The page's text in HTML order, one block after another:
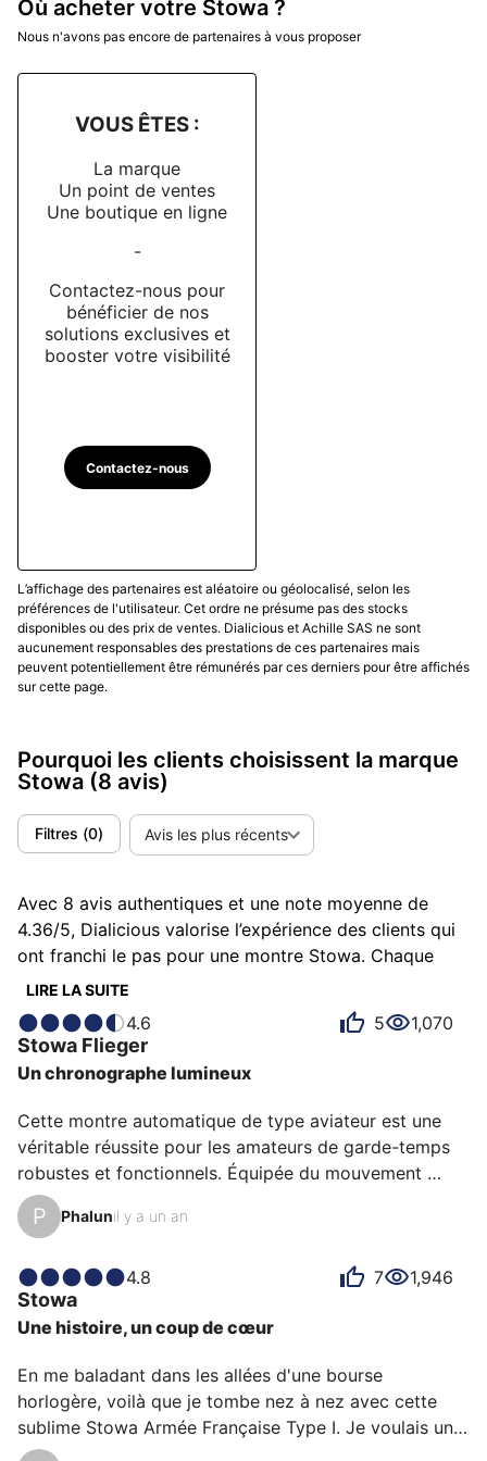
par an tous modèles confondus. Pour choisir le
modèle Stowa qui vous correspond le mieux, les
clients Dialicious sont une précieuse ressource pour
évaluer les différents modèles à travers l'expérience
réelle des clients
Où acheter votre Stowa ?
Nous n'avons pas encore de partenaires à vous proposer
VOUS ÊTES :
La marque
Un point de ventes
Une boutique en ligne
-
Contactez-nous pour
bénéficier de nos
solutions exclusives et
booster votre visibilité
Contactez-nous
L’affichage des partenaires est aléatoire ou géolocalisé, selon les
préférences de l'utilisateur. Cet ordre ne présume pas des stocks
disponibles ou des prix de ventes. Dialicious et Achille SAS ne sont
aucunement responsables des prestations de ces partenaires mais
peuvent potentiellement être rémunérés par ces derniers pour être affichés
sur cette page.
Pourquoi les clients choisissent la marque
Stowa (8 avis)
Filtres (0) Avis les plus récents
Avec 8 avis authentiques et une note moyenne de
4.36/5, Dialicious valorise l’expérience des clients qui
ont franchi le pas pour une montre Stowa. Chaque
avis est une source d’inspiration pour comprendre ce
qui rend Stowa unique aux yeux de ses possesseurs.
Certains la décrivent comme historique, d'autres
comme baroudeuse ou légère et chacun a des raisons
personnelles d’aimer sa Stowa pour son rapport
qualité-prix, son confort ou encore son design.
LIRE LA SUITE
4.6 5 1,070
Stowa Flieger
Un chronographe lumineux
Cette montre automatique de type aviateur est une
véritable réussite pour les amateurs de garde-temps
robustes et fonctionnels. Équipée du mouvement
suisse Valjoux 7753, une variante bien connue du
légendaire 7750, elle bénéficie d’une excellente
Surnommé “le tracteur” par les passionnés, ce calibre
est réputé pour sa robustesse, même si sa discrétion
sonore laisse parfois à désirer – un petit prix à payer
Le chronographe 30 minut…
P Phalunil y a un an
4.8 7 1,946
Stowa
Une histoire, un coup de cœur
En me baladant dans les allées d'une bourse
horlogère, voilà que je tombe nez à nez avec cette
sublime Stowa Armée Française Type I. Je voulais une
montre militaire depuis longtemps, et voilà que je me